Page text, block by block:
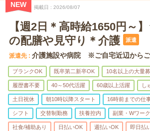
NEW 掲載日 2026/08/07
【週2日＊高時給1650円～
の配膳や見守り＊介護
派遣
派遣先 介護施設や病院 ※ご自宅近辺から
ブランクOK 既卒第二新卒OK 10名以上の大量
履歴書不要 40～50代活躍 60歳以上活躍 し
土日祝休 朝10時以降スタート 16時前までの仕
シフト 交替制勤務 扶養控内 副業・Wワー
社食/補助あり 日払いOK 週払いOK 即日払